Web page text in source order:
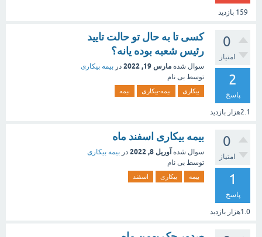
159 بازدید
0
امتیاز
2
پاسخ
2.1هزار بازدید
کسی تا به حال تو حالت تایید
رئیس شعبه بوده یانه؟
سوال شده مارس 19, 2022 در بیمه بیکاری
توسط بی نام
بیکاری بیمه-بیکاری بیمه
0
امتیاز
1
پاسخ
1.0هزار بازدید
بیمه بیکاری اسفند ماه
سوال شده آوریل 8, 2022 در بیمه بیکاری
توسط بی نام
بیمه بیکاری اسفند